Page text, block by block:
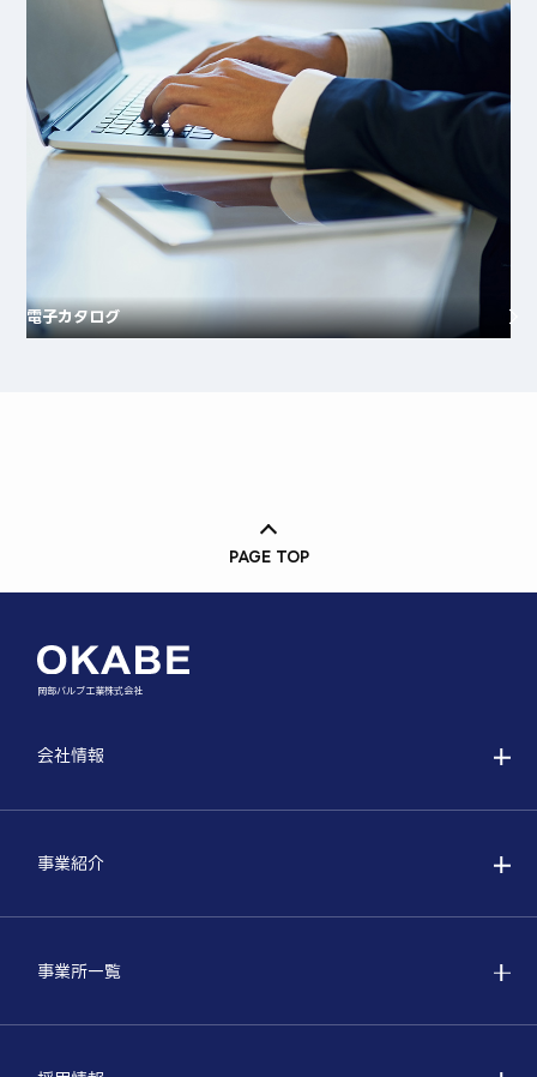
電子カタログ
PAGE TOP
岡部バルブ工業株式会社
会社情報
事業紹介
事業所一覧